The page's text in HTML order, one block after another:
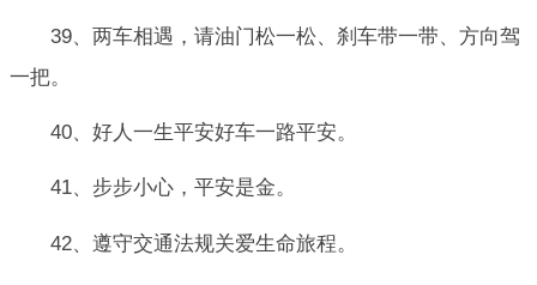
39、两车相遇，请油门松一松、刹车带一带、方向驾
一把。
40、好人一生平安好车一路平安。
41、步步小心，平安是金。
42、遵守交通法规关爱生命旅程。